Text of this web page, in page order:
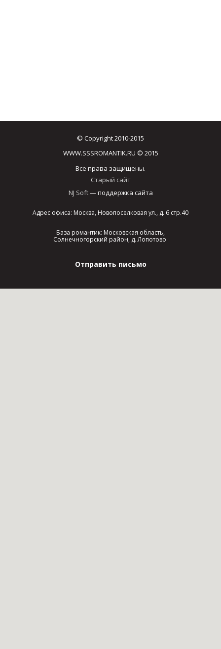
© Copyright 2010-2015
WWW.SSSROMANTIK.RU © 2015
Все права защищены.
Старый сайт
NJ Soft— поддержка сайта
Адрес офиса: Москва, Новопоселковая ул., д. 6 стр.40
База романтик: Московская область,
Солнечногорский район, д. Лопотово
Отправить письмо